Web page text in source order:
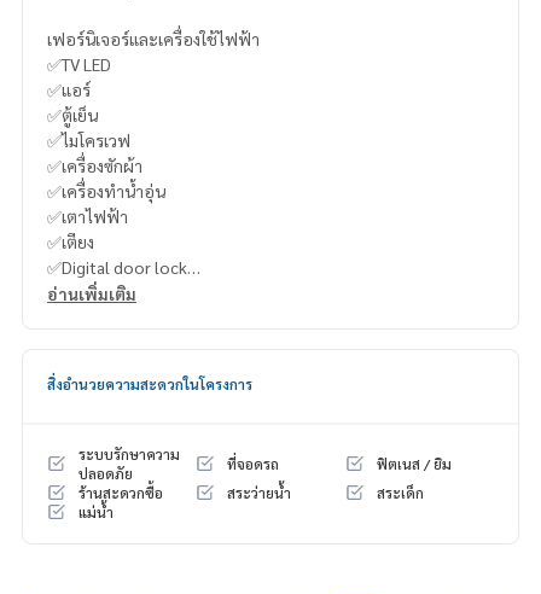
เฟอร์นิเจอร์และเครื่องใช้ไฟฟ้า
✅TV LED
✅แอร์
✅ตู้เย็น
✅ไมโครเวฟ
✅เครื่องซักผ้า
✅เครื่องทำน้ำอุ่น
✅เตาไฟฟ้า
✅เตียง
✅Digital door lock
- Mailbox
- สระว่ายน้ำ
- Co-Working Space
- ห้องโยคะ
- ห้องเด็กเล่น
- พื้นที่สีเขียว
- ลิฟต์โดยสาร
อ่านเพิ่มเติม
สิ่งอำนวยความสะดวกในโครงการ
ระบบรักษาความ
ปลอดภัย
ที่จอดรถ
ฟิตเนส / ยิม
ร้านสะดวกซื้อ
สระว่ายน้ำ
สระเด็ก
แม่น้ำ